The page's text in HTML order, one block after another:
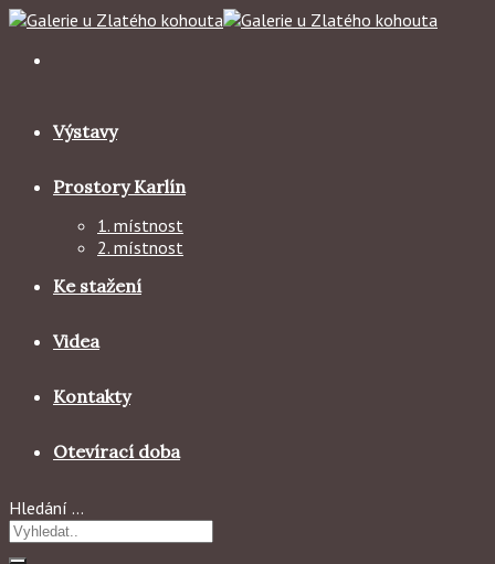
Skip
content
Výstavy
Prostory Karlín
1. místnost
2. místnost
Ke stažení
Videa
Kontakty
Otevírací doba
Hledání …